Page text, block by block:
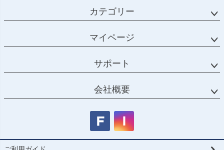
カテゴリー
マイページ
サポート
会社概要